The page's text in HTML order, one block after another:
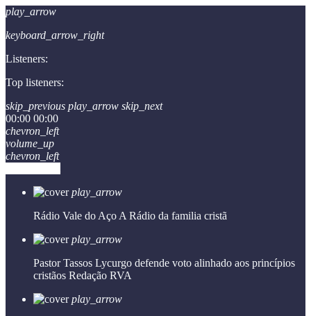
play_arrow
keyboard_arrow_right
Listeners:
Top listeners:
skip_previous play_arrow skip_next
00:00 00:00
chevron_left
volume_up
chevron_left
play_arrow
Rádio Vale do Aço A Rádio da familia cristã
play_arrow
Pastor Tassos Lycurgo defende voto alinhado aos princípios
cristãos Redação RVA
play_arrow